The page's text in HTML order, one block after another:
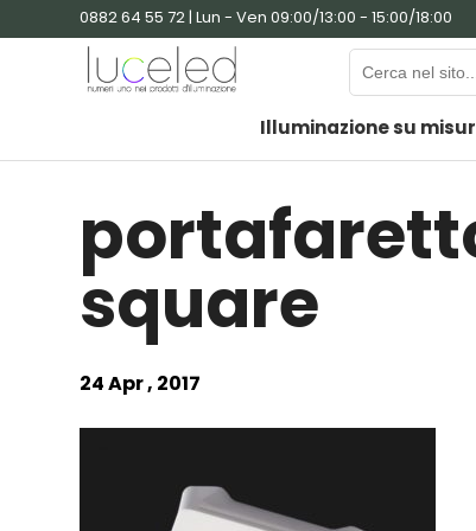
0882 64 55 72 | Lun - Ven 09:00/13:00 - 15:00/18:00
Illuminazione su
square
24 Apr , 2017